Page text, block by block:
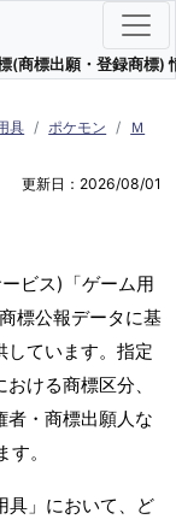
(商標出願・登録商標)
具 ポケモン
Ｍ
更新日：2026/08/01
ビス)「ゲーム用
標公報データに基
ています。指定
ける商標区分、
・商標出願人な
。
具」において、ど